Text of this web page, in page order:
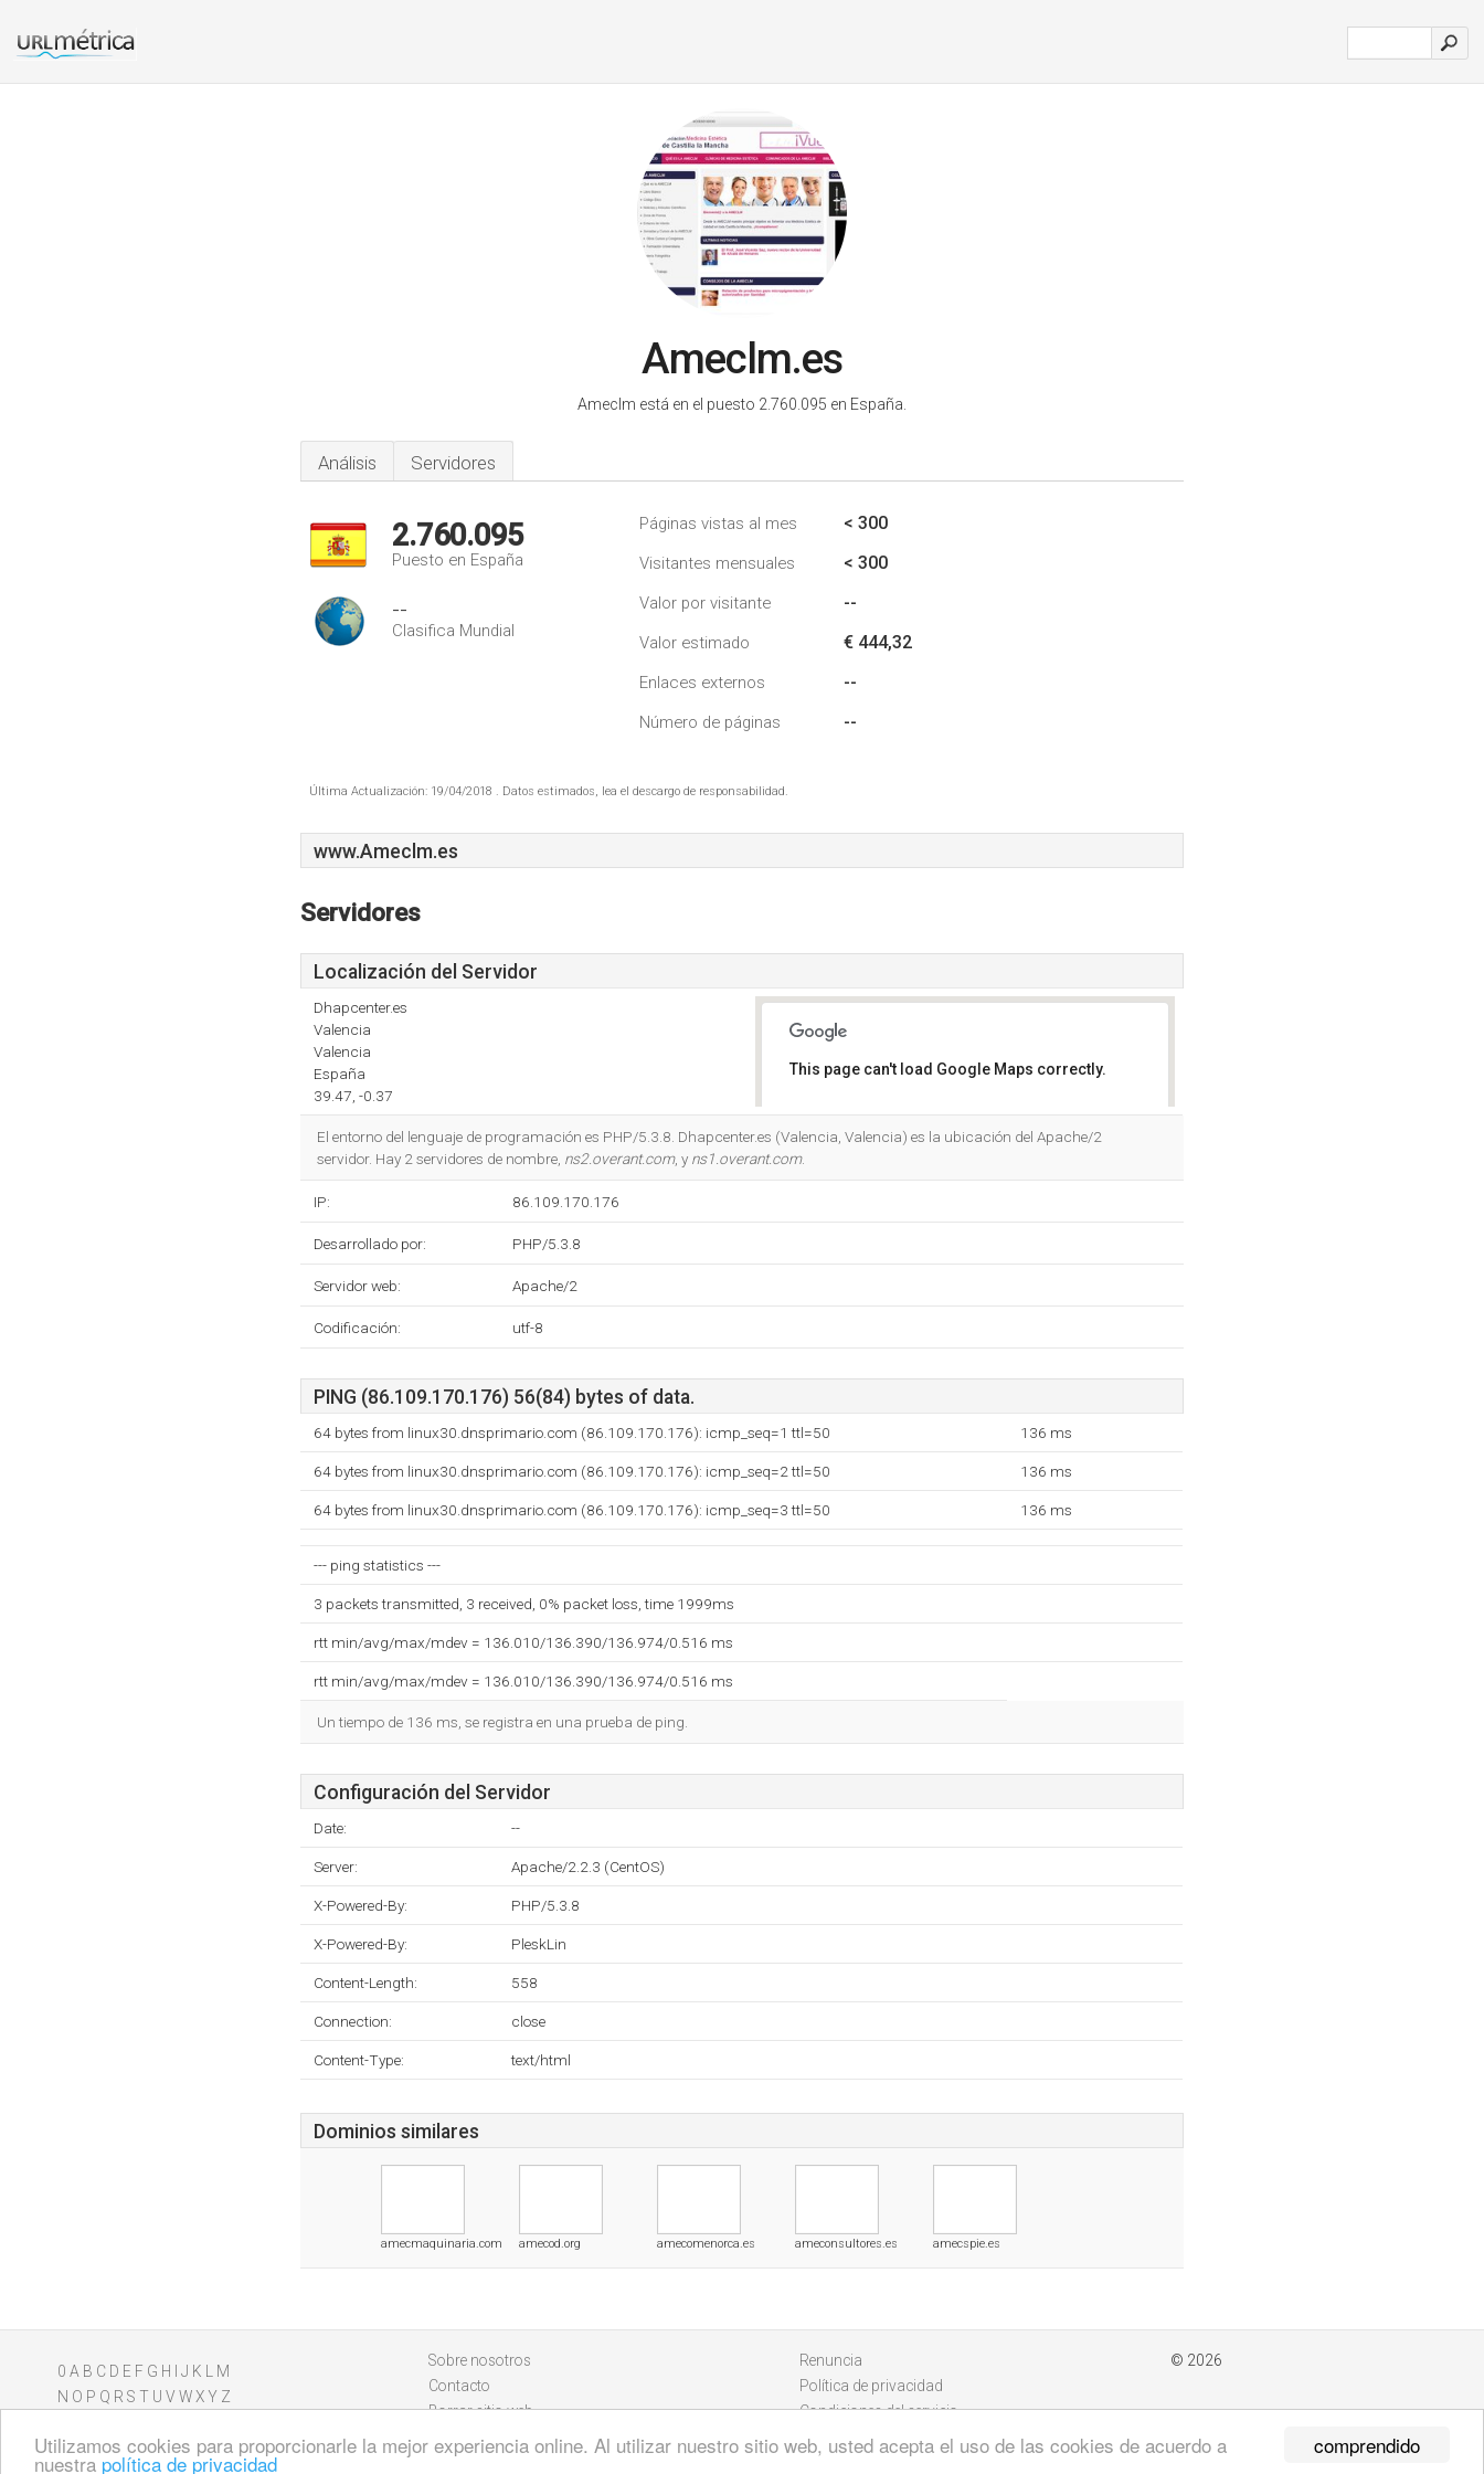
comprendido
Utilizamos cookies para proporcionarle la mejor experiencia online. Al utilizar nuestro sitio web, usted acepta el uso de las cookies de acuerdo a
nuestra política de privacidad
Ameclm.es
Ameclm está en el puesto 2.760.095 en España.
Análisis Servidores
2.760.095
Puesto en España
--
Clasifica Mundial
Páginas vistas al mes < 300
Visitantes mensuales < 300
Valor por visitante --
Valor estimado € 444,32
Enlaces externos --
Número de páginas --
Última Actualización: 19/04/2018 . Datos estimados, lea el descargo de responsabilidad.
www.Ameclm.es
Servidores
Localización del Servidor
Dhapcenter.es
Valencia
Valencia
España
39.47, -0.37
This page can't load Google Maps correctly.
El entorno del lenguaje de programación es PHP/5.3.8. Dhapcenter.es (Valencia, Valencia) es la ubicación del Apache/2
servidor. Hay 2 servidores de nombre, ns2.overant.com, y ns1.overant.com.
IP: 86.109.170.176
Desarrollado por: PHP/5.3.8
Servidor web: Apache/2
Codificación: utf-8
PING (86.109.170.176) 56(84) bytes of data.
64 bytes from linux30.dnsprimario.com (86.109.170.176): icmp_seq=1 ttl=50 136 ms
64 bytes from linux30.dnsprimario.com (86.109.170.176): icmp_seq=2 ttl=50 136 ms
64 bytes from linux30.dnsprimario.com (86.109.170.176): icmp_seq=3 ttl=50 136 ms
--- ping statistics ---
3 packets transmitted, 3 received, 0% packet loss, time 1999ms
rtt min/avg/max/mdev = 136.010/136.390/136.974/0.516 ms
rtt min/avg/max/mdev = 136.010/136.390/136.974/0.516 ms
Un tiempo de 136 ms, se registra en una prueba de ping.
Configuración del Servidor
Date: --
Server: Apache/2.2.3 (CentOS)
X-Powered-By: PHP/5.3.8
X-Powered-By: PleskLin
Content-Length: 558
Connection: close
Content-Type: text/html
Dominios similares
amecmaquinaria.com amecod.org amecomenorca.es ameconsultores.es amecspie.es
0 A B C D E F G H J K
M
N O P Q R S T U V WXY Z
Sobre nosotros
Contacto
Borrar sitio web
Renuncia
Política de privacidad
Condiciones del servicio
© 2026